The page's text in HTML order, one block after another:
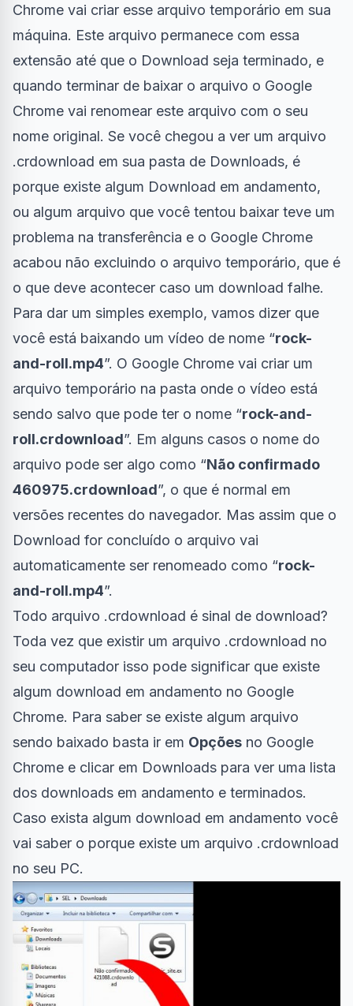
Chrome vai criar esse arquivo temporário em sua
máquina. Este arquivo permanece com essa
extensão até que o Download seja terminado, e
quando terminar de baixar o arquivo o Google
Chrome vai renomear este arquivo com o seu
nome original. Se você chegou a ver um arquivo
.crdownload em sua pasta de Downloads, é
porque existe algum Download em andamento,
ou algum arquivo que você tentou baixar teve um
problema na transferência e o Google Chrome
acabou não excluindo o arquivo temporário, que é
o que deve acontecer caso um download falhe.
Para dar um simples exemplo, vamos dizer que
você está baixando um vídeo de nome “rock-
and-roll.mp4”. O Google Chrome vai criar um
arquivo temporário na pasta onde o vídeo está
sendo salvo que pode ter o nome “rock-and-
roll.crdownload”. Em alguns casos o nome do
arquivo pode ser algo como “Não confirmado
460975.crdownload”, o que é normal em
versões recentes do navegador. Mas assim que o
Download for concluído o arquivo vai
automaticamente ser renomeado como “rock-
and-roll.mp4”.
Todo arquivo .crdownload é sinal de download?
Toda vez que existir um arquivo .crdownload no
seu computador isso pode significar que existe
algum download em andamento no Google
Chrome. Para saber se existe algum arquivo
sendo baixado basta ir em Opções no Google
Chrome e clicar em Downloads para ver uma lista
dos downloads em andamento e terminados.
Caso exista algum download em andamento você
vai saber o porque existe um arquivo .crdownload
no seu PC.